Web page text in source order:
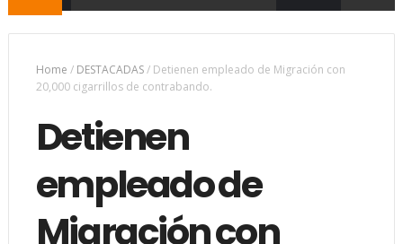
Home / DESTACADAS/ Detienen empleado de Migración con
20,000 cigarrillos de contrabando.
Detienen
empleado de
Migración con